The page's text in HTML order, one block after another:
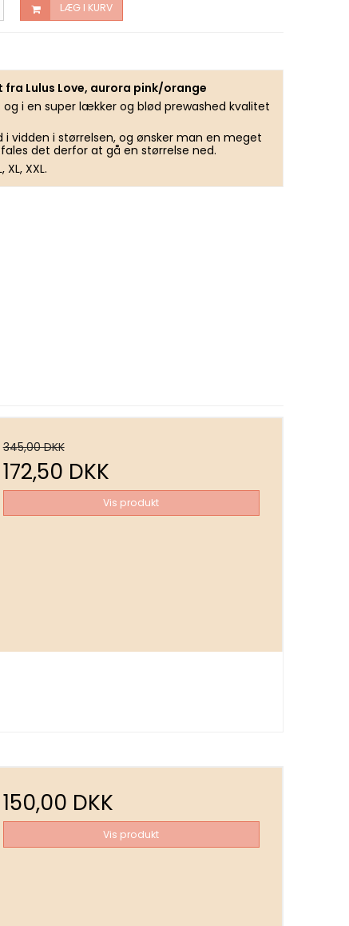
LÆG I KURV
fra Lulus Love, aurora pink/orange
og i en super lækker og blød prewashed kvalitet
vidden i størrelsen, og ønsker man en meget
det derfor at gå en størrelse ned.
XXL.
345,00 DKK
172,50 DKK
Vis produkt
150,00 DKK
Vis produkt